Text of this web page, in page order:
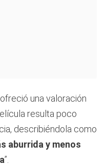
ofreció una valoración
resulta poco
describiéndola como
aburrida y menos
”.